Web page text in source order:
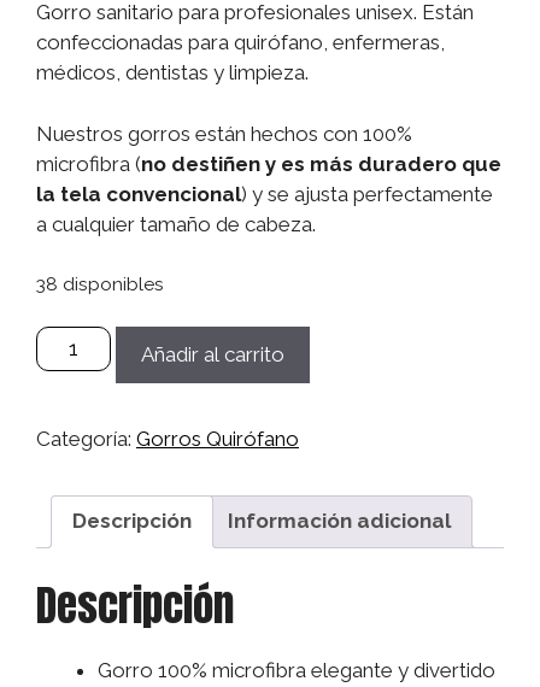
Gorro sanitario para profesionales unisex. Están
confeccionadas para quirófano, enfermeras,
médicos, dentistas y limpieza.
Nuestros gorros están hechos con 100%
microfibra (no destiñen y es más duradero que
la tela convencional) y se ajusta perfectamente
a cualquier tamaño de cabeza.
38 disponibles
Gorro
Microfibra
Quirófano,
Enfermera,
Dentistas
Mujer/Hombre
Sanitarios
Añadir al carrito
Categoría: Gorros Quirófano
Descripción Información adicional
Descripción
Gorro 100% microfibra elegante y divertido